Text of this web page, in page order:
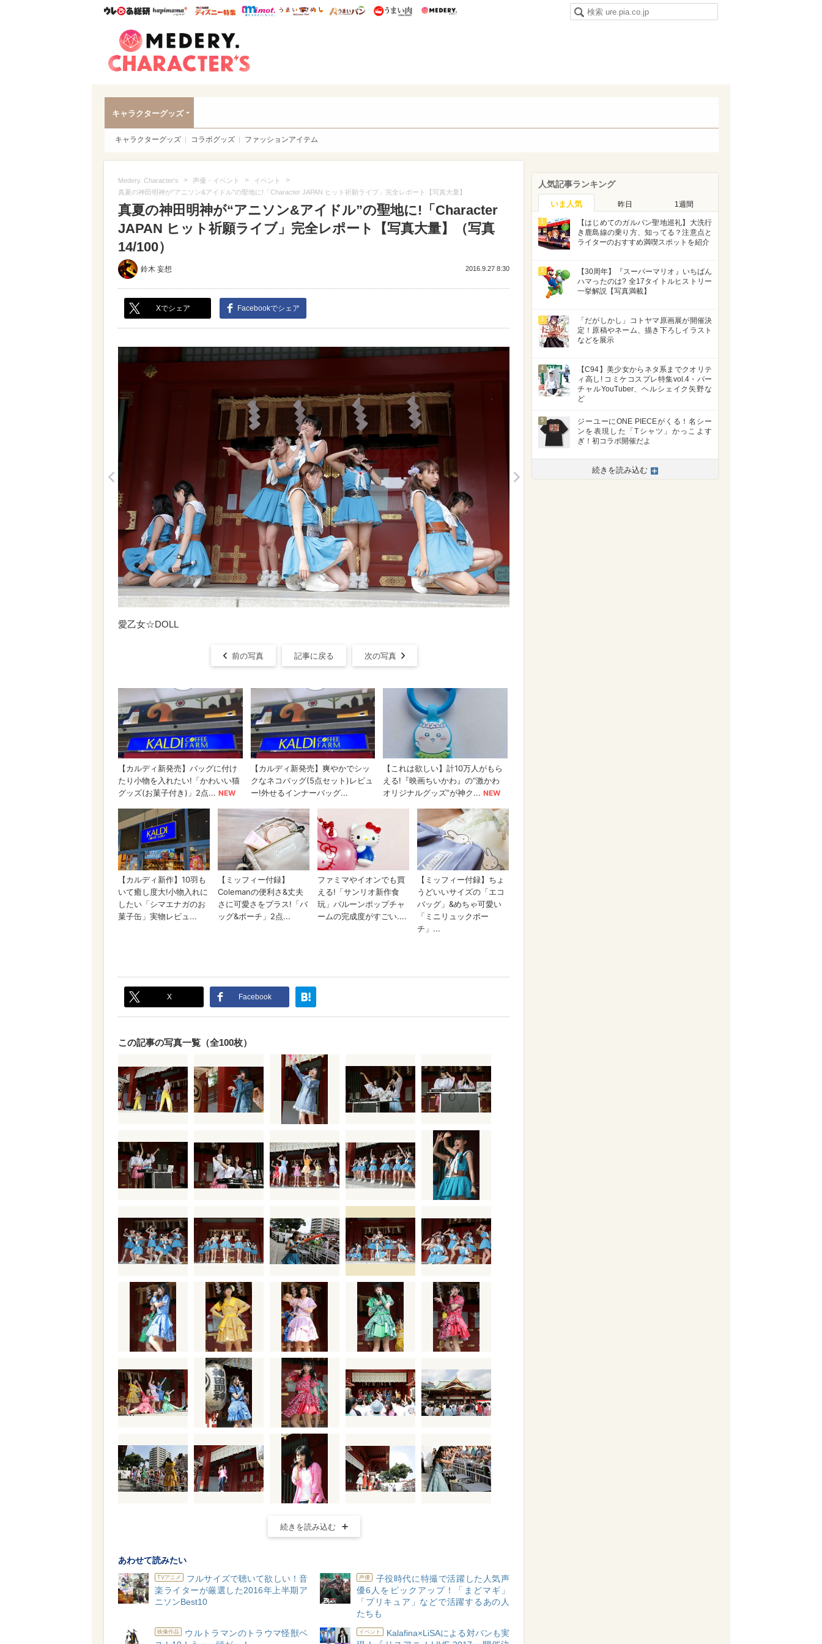
ウレぴあ総研ハピママ* ウレぴあ総研 ディズニー特集
mimot. うまいめし うまいパン うまい肉
キャラクターグッズ
キャラクターグッズ コラボグッズ ファッションアイテム
Medery. Character's > 声優・イベント > イベント >
真夏の神田明神が“アニソン&アイドル”の聖地に!「Character JAPAN ヒット祈願ライブ」完全レポート【写真大量】
真夏の神田明神が“アニソン&アイドル”の聖地に!「Character
JAPAN ヒット祈願ライブ」完全レポート【写真大量】（写真
14/100）
鈴木 妄想 2016.9.27 8:30
Xでシェア Facebookでシェア
愛乙女☆DOLL
前の写真 記事に戻る 次の写真
X Facebook
この記事の写真一覧（全100枚）
続きを読み込む
あわせて読みたい
TVアニメ
フルサイズで聴いて欲しい！音
楽ライターが厳選した2016年上半期ア
ニソンBest10
声優
子役時代に特撮で活躍した人気声
優6人をピックアップ！「まどマギ」
「プリキュア」などで活躍するあの人
たちも
映像作品
ウルトラマンのトラウマ怪獣ベ
イベント
Kalafina×LiSAによる対バンも実
人気記事ランキング
いま人気 昨日 1週間
1
【はじめてのガルパン聖地巡礼】大洗行
き鹿島線の乗り方、知ってる？注意点と
ライターのおすすめ満喫スポットを紹介
2
【30周年】『スーパーマリオ』いちばん
ハマったのは? 全17タイトルヒストリー
一挙解説【写真満載】
3
「だがしかし」コトヤマ原画展が開催決
定！原稿やネーム、描き下ろしイラスト
などを展示
4
【C94】美少女からネタ系までクオリテ
ィ高し! コミケコスプレ特集vol.4・バー
チャルYouTuber、ヘルシェイク矢野な
ど
5
ジーユーにONE PIECEがくる！名シー
ンを表現した「Tシャツ」かっこよす
ぎ！初コラボ開催だよ
続きを読み込む